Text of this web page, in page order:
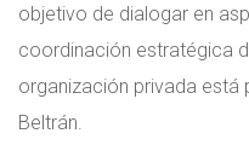
objetivo de dialogar en
coordinación estratégica
organización privada está
Beltrán.